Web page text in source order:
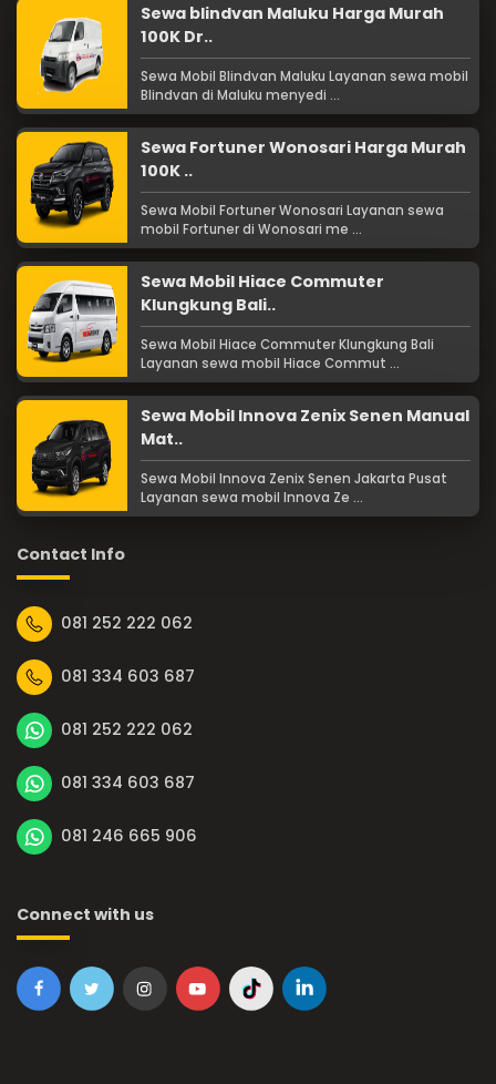
Sewa blindvan Maluku Harga Murah
100K Dr..
Sewa Mobil Blindvan Maluku Layanan sewa mobil
Blindvan di Maluku menyedi ...
Sewa Fortuner Wonosari Harga Murah
100K ..
Sewa Mobil Fortuner Wonosari Layanan sewa
mobil Fortuner di Wonosari me ...
Sewa Mobil Hiace Commuter
Klungkung Bali..
Sewa Mobil Hiace Commuter Klungkung Bali
Layanan sewa mobil Hiace Commut ...
Sewa Mobil Innova Zenix Senen Manual
Mat..
Sewa Mobil Innova Zenix Senen Jakarta Pusat
Layanan sewa mobil Innova Ze ...
Contact Info
081 252 222 062
081 334 603 687
081 252 222 062
081 334 603 687
081 246 665 906
Connect with us